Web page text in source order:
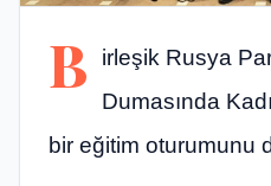
B
irleşik Rusya
Dumasında
bir eğitim oturumunu